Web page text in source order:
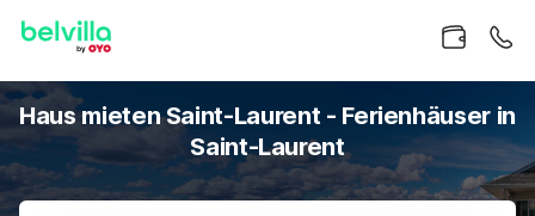
Haus mieten Saint-Laurent - Ferienhäuser in
Saint-Laurent